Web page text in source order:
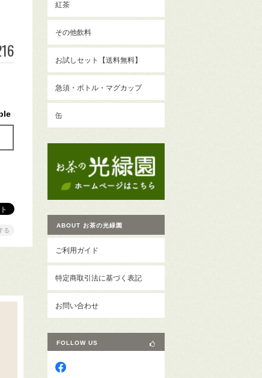
る
紅茶
その他飲料
お試しセット【送料無料】
急須・ボトル・マグカップ
缶
ABOUT お茶の光緑園
ご利用ガイド
特定商取引法に基づく表記
お問い合わせ
FOLLOW US